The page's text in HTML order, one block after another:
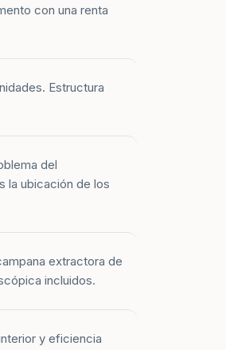
con una renta
Estructura
del
la ubicación de los
extractora de
incluidos.
y eficiencia